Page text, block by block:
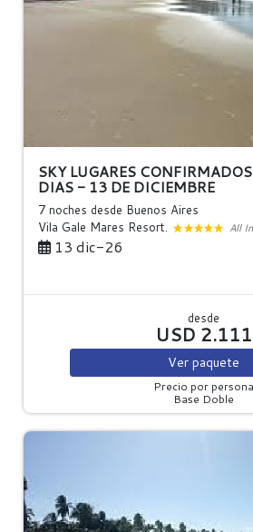
SKY LUGARES
DIAS - 13 DE DICIEMBRE
7 noches desde Buenos Aires
Vila Gale Mares Resort.
All
13 dic-26
desde
USD 2.111
Ver paquete
Precio por persona
Base Doble